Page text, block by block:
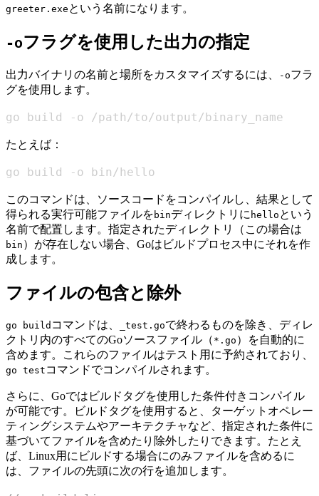
greeter.exe という名前になります。
-oフラグを使用した出力の指定
出力バイナリの名前と場所をカスタマイズするには、 -oフラ
グを使用します。
go build -o /path/to/output/binary_name
たとえば：
go build -o bin/hello
このコマンドは、ソースコードをコンパイルし、結果として
得られる実行可能ファイルを binディレクトリに hello という
名前で配置します。指定されたディレクトリ（この場合は
bin ）が存在しない場合、Goはビルドプロセス中にそれを作
成します。
ファイルの包含と除外
go build コマンドは、 _test.goで終わるものを除き、ディレ
クトリ内のすべてのGoソースファイル（ *.go ）を自動的に
含めます。これらのファイルはテスト用に予約されており、
go test コマンドでコンパイルされます。
さらに、Goではビルドタグを使用した条件付きコンパイル
が可能です。ビルドタグを使用すると、ターゲットオペレー
ティングシステムやアーキテクチャなど、指定された条件に
基づいてファイルを含めたり除外したりできます。たとえ
ば、Linux用にビルドする場合にのみファイルを含めるに
は、ファイルの先頭に次の行を追加します。